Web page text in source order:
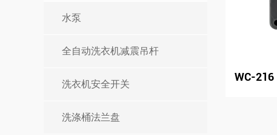
水泵
全自动洗衣机减震吊杆
洗衣机安全开关
洗涤桶法兰盘
WC-216